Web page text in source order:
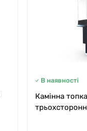
В наявності
Камінна